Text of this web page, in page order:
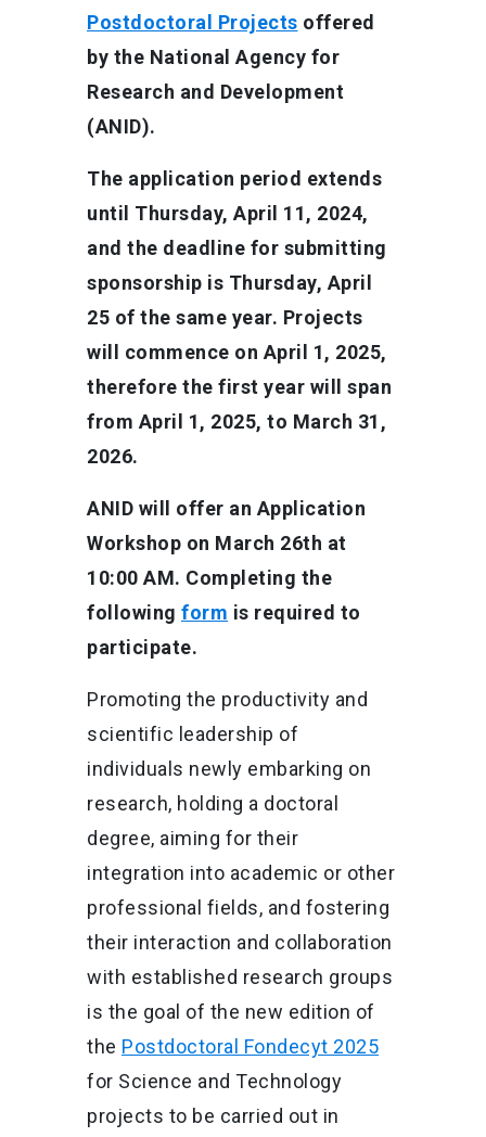
Postdoctoral Projects offered
by the National Agency for
Research and Development
(ANID).
The application period extends
until Thursday, April 11, 2024,
and the deadline for submitting
sponsorship is Thursday, April
25 of the same year. Projects
will commence on April 1, 2025,
therefore the first year will span
from April 1, 2025, to March 31,
2026.
ANID will offer an Application
Workshop on March 26th at
10:00 AM. Completing the
following form is required to
participate.
Promoting the productivity and
scientific leadership of
individuals newly embarking on
research, holding a doctoral
degree, aiming for their
integration into academic or other
professional fields, and fostering
their interaction and collaboration
with established research groups
is the goal of the new edition of
the Postdoctoral Fondecyt 2025
for Science and Technology
projects to be carried out in